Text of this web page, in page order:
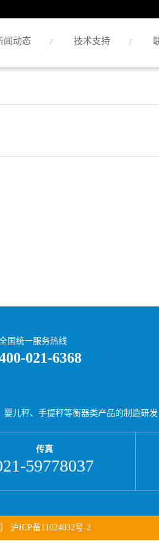
闻动态 技术支持
国统一服务热线
021-6368
儿秤、手提秤等衡器类产品的制造研发
传真
59778037
沪ICP备11024032号-2